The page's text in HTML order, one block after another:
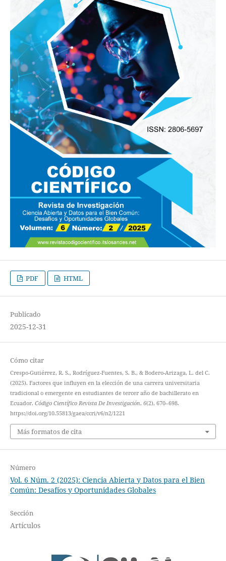
PDF HTML
Publicado
2025-12-31
Cómo citar
Crespo-Gutiérrez, R. S., Rodríguez-Fuentes, S. B., & Bodero-Arizaga, L. del C.
(2025). Factores que influyen en la elección de una carrera universitaria
tradicional o emergente en estudiantes de tercer año de bachillerato en
Ecuador. Código Científico Revista De Investigación, 6(2), 670–698.
https://doi.org/10.55813/gaea/ccri/v6/n2/1221
Más formatos de cita
Número
Vol. 6 Núm. 2 (2025): Ciencia Abierta y Datos para el Bien
Común: Desafíos y Oportunidades Globales
Sección
Artículos